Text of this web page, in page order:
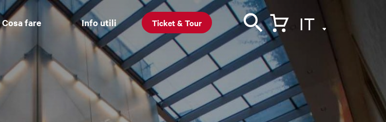
Cosa fare Info utili Ticket & Tour IT